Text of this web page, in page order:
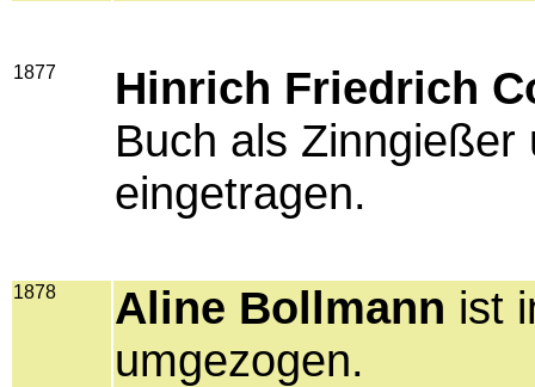
1877
Hinrich Friedrich
Buch als
eingetragen.
1878 Aline Bollmann ist
umgezogen.